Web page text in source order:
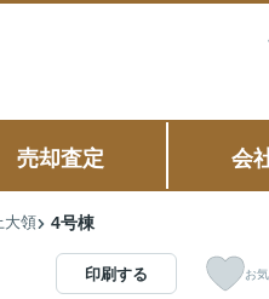
売却査定 会
大領 4号棟
印刷する お